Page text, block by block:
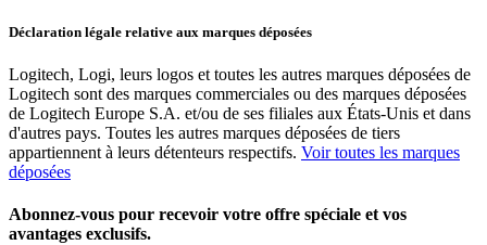
Déclaration légale relative aux marques déposées
Logitech, Logi, leurs logos et toutes les autres marques déposées de
Logitech sont des marques commerciales ou des marques déposées
de Logitech Europe S.A. et/ou de ses filiales aux États-Unis et dans
d'autres pays. Toutes les autres marques déposées de tiers
appartiennent à leurs détenteurs respectifs. Voir toutes les marques
déposées
Abonnez-vous pour recevoir votre offre spéciale et vos
avantages exclusifs.